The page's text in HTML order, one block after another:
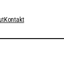
Kontakt